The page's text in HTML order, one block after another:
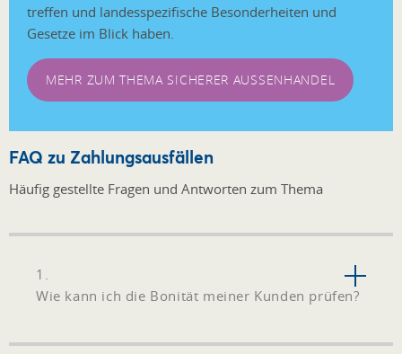
treffen und landesspezifische Besonderheiten und
Gesetze im Blick haben.
MEHR ZUM THEMA SICHERER AUSSENHANDEL
FAQ zu Zahlungsausfällen
Häufig gestellte Fragen und Antworten zum Thema
1.
Wie kann ich die Bonität meiner Kunden prüfen?